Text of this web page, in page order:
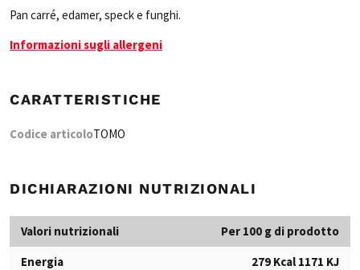
Pan carré, edamer, speck e funghi.
Informazioni sugli allergeni
CARATTERISTICHE
Codice articoloTOMO
DICHIARAZIONI NUTRIZIONALI
Valori nutrizionali
Per 100 g di prodotto
Energia
279 Kcal 1171 KJ